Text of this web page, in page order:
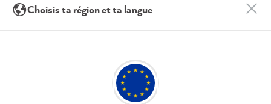
Les médias sociaux
En cliquant sur « Tout accepter », tu nous autorises à
peaufiner ton expérience avec nous. Pas d'inquiétude, tu
Politique de confidentialité Mentions légales
Client vérifié
Les couleurs étaient très faciles à peindre et
Partager
Facebook
Choisis ta région et ta langue